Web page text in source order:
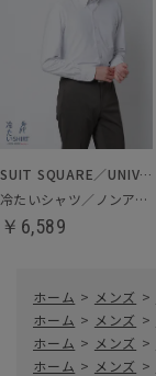
SUIT SQUARE／UNIVERSAL LANGUAGE
冷たいシャツ／ノンアイロンジャージードレスシャツ
￥6,589
ホーム > メンズ >
ホーム > メンズ >
ホーム > メンズ >
ホーム > メンズ >